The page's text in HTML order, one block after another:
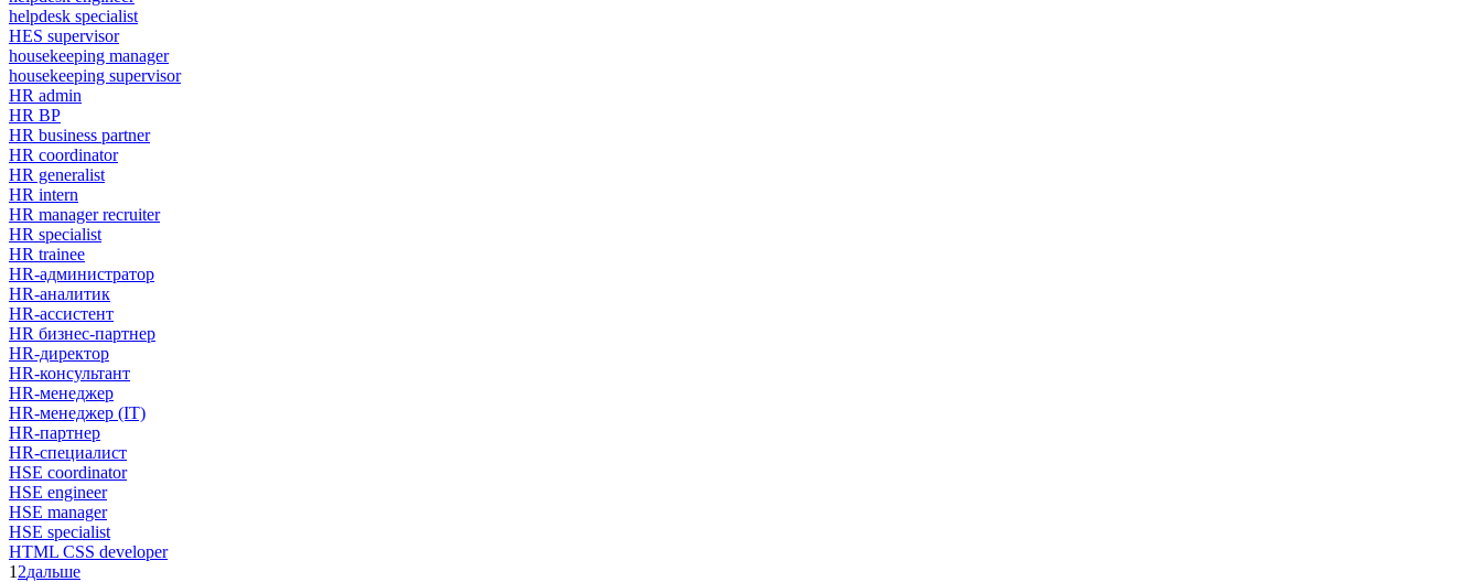
helpdesk specialist
HES supervisor
housekeeping manager
housekeeping supervisor
HR admin
HR BP
HR business partner
HR coordinator
HR generalist
HR intern
HR manager recruiter
HR specialist
HR trainee
HR-администратор
HR-аналитик
HR-ассистент
HR бизнес-партнер
HR-директор
HR-консультант
HR-менеджер
HR-менеджер (IT)
HR-партнер
HR-специалист
HSE coordinator
HSE engineer
HSE manager
HSE specialist
HTML CSS developer
1 2дальше